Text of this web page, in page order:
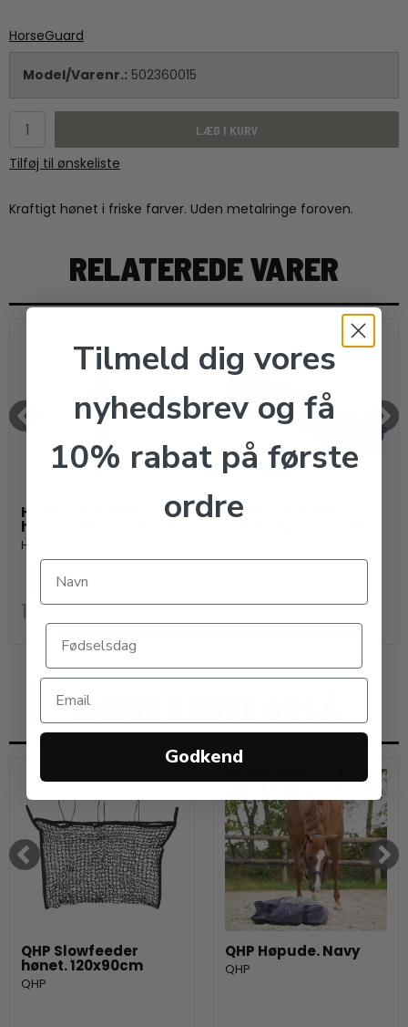
HorseGuard
Model/Varenr.: 502360015
LÆG I KURV
Tilføj til ønskeliste
Kraftigt hønet i friske farver. Uden metalringe foroven.
RELATEREDE VARER
HORSEGUARD HEAVY
hønet uden ringe Pink
HorseGuard
139,00 DKK
HORSEGUARD Hønet
89,00 DKK
ANDRE KØBTE OGSÅ
QHP Slowfeeder
hønet. 120x90cm
QHP
QHP Høpude. Navy
QHP
Tilmeld dig vores
nyhedsbrev og få
10% rabat på første
ordre
Godkend